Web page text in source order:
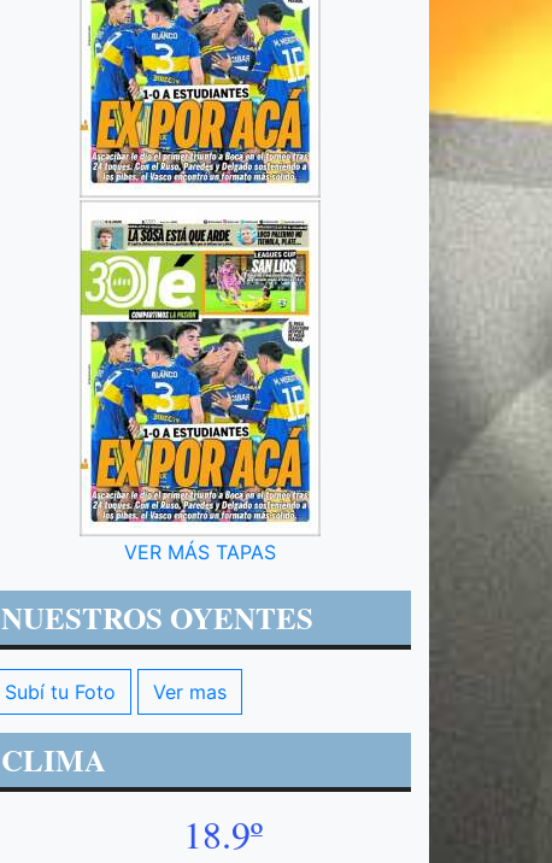
VER MÁS TAPAS
NUESTROS OYENTES
Subí tu Foto Ver mas
CLIMA
18.9º